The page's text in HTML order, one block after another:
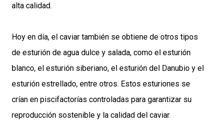
alta calidad.
Hoy en día, el caviar también se obtiene de otros tipos
de esturión de agua dulce y salada, como el esturión
blanco, el esturión siberiano, el esturión del Danubio y el
esturión estrellado, entre otros. Estos esturiones se
crían en piscifactorías controladas para garantizar su
reproducción sostenible y la calidad del caviar.